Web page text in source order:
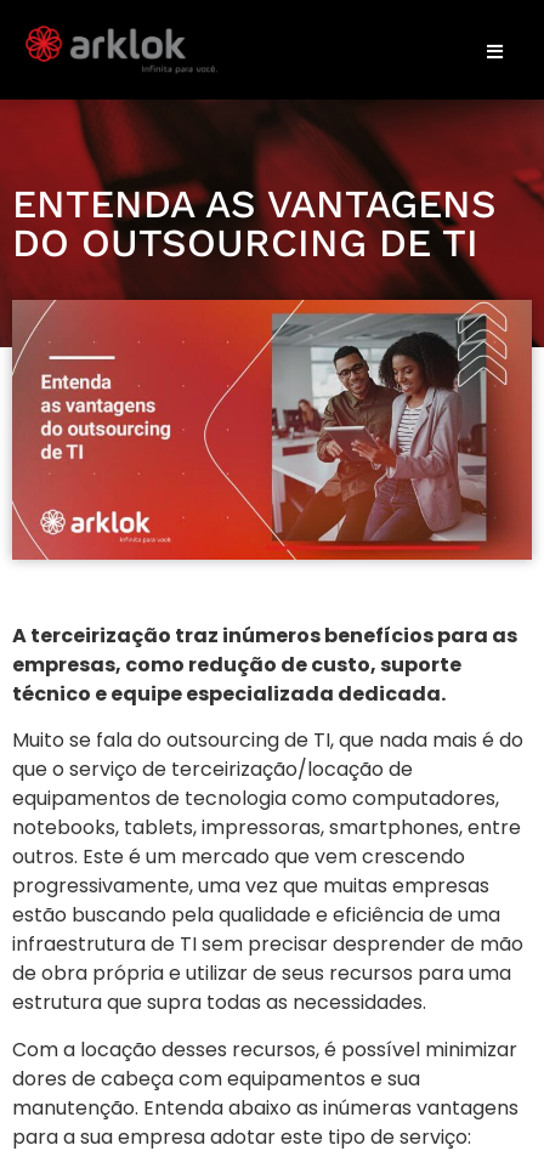
ENTENDA AS VANTAGENS
DO OUTSOURCING DE TI
A terceirização traz inúmeros benefícios para as
empresas, como redução de custo, suporte
técnico e equipe especializada dedicada.
Muito se fala do outsourcing de TI, que nada mais é do
que o serviço de terceirização/locação de
equipamentos de tecnologia como computadores,
notebooks, tablets, impressoras, smartphones, entre
outros. Este é um mercado que vem crescendo
progressivamente, uma vez que muitas empresas
estão buscando pela qualidade e eficiência de uma
infraestrutura de TI sem precisar desprender de mão
de obra própria e utilizar de seus recursos para uma
estrutura que supra todas as necessidades.
Com a locação desses recursos, é possível minimizar
dores de cabeça com equipamentos e sua
manutenção. Entenda abaixo as inúmeras vantagens
para a sua empresa adotar este tipo de serviço: